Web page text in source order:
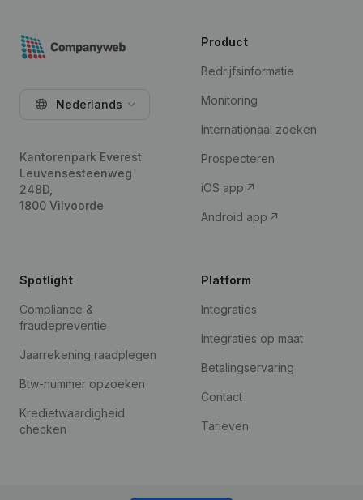
Nederlands
Kantorenpark Everest
Leuvensesteenweg
248D,
1800 Vilvoorde
Product
Bedrijfsinformatie
Monitoring
Internationaal zoeken
Prospecteren
iOS app
Android app
Spotlight
Compliance &
fraudepreventie
Jaarrekening raadplegen
Btw-nummer opzoeken
Kredietwaardigheid
checken
Platform
Integraties
Integraties op maat
Betalingservaring
Contact
Tarieven